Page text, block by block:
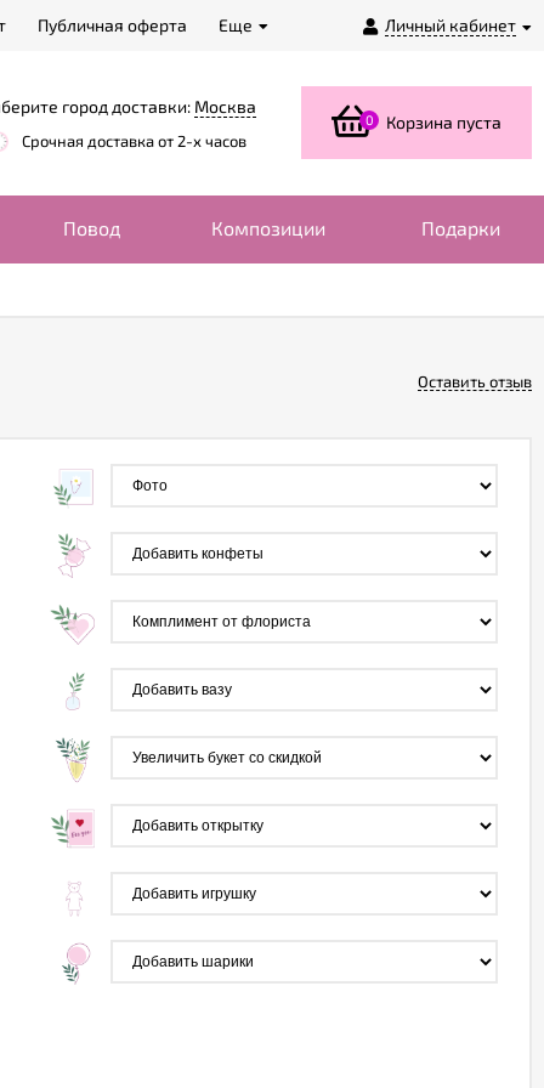
Личный кабинет
Публичная оферта Еще
город доставки: Москва
Срочная доставка от 2-х часов
0 Корзина пуста
Повод Композиции Подарки
Оставить отзыв